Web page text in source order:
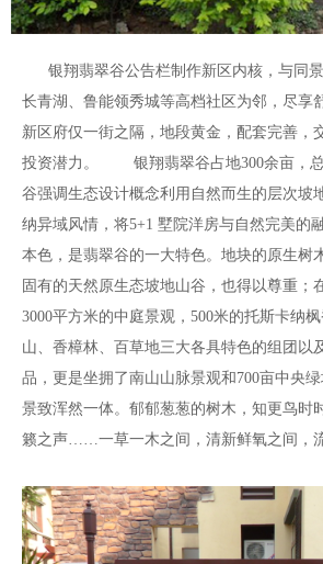
银翔翡翠谷公告栏制作新区内核，与同景
长青湖、鲁能领秀城等高档社区为邻，尽享
新区府仅一街之隔，地段黄金，配套完善，
投资潜力。 银翔翡翠谷占地300余亩，总
谷强调生态设计概念利用自然而生的层次坡
纳异域风情，将5+1 墅院洋房与自然完美的
本色，是翡翠谷的一大特色。地块的原生树
固有的天然原生态坡地山谷，也得以尊重；
3000平方米的中庭景观，500米的托斯卡纳
山、香樟林、百草地三大各具特色的组团以
品，更是坐拥了南山山脉景观和700亩中央
景致浑然一体。郁郁葱葱的树木，知更鸟时
籁之声……一草一木之间，清新鲜氧之间，